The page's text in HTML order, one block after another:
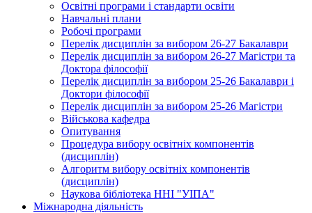
Освітні програми і стандарти освіти
Навчальні плани
Робочі програми
Перелік дисциплін за вибором 26-27 Бакалаври
Перелік дисциплін за вибором 26-27 Магістри та
Доктора філософії
Перелік дисциплін за вибором 25-26 Бакалаври і
Доктори філософії
Перелік дисциплін за вибором 25-26 Магістри
Військова кафедра
Опитування
Процедура вибору освітніх компонентів
(дисциплін)
Алгоритм вибору освітніх компонентів
(дисциплін)
Наукова бібліотека ННІ "УІПА"
Міжнародна діяльність